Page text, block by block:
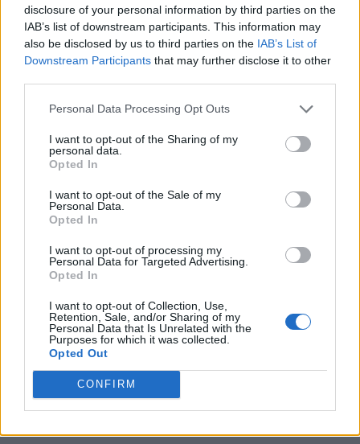
disclosure of your personal information by third parties on the
IAB’s list of downstream participants. This information may
also be disclosed by us to third parties on the IAB’s List of
Downstream Participants that may further disclose it to other
Personal Data Processing Opt Outs
I want to opt-out of the Sharing of my
personal data.
Opted In
I want to opt-out of the Sale of my
Personal Data.
Opted In
I want to opt-out of processing my
Personal Data for Targeted Advertising.
Opted In
I want to opt-out of Collection, Use,
Retention, Sale, and/or Sharing of my
Personal Data that Is Unrelated with the
Purposes for which it was collected.
Opted Out
CONFIRM
SENS
SOS (Șoșoacă)
POT (Gavrilă)
PACE (Peia)
Acțiunea Conservatoare (Târziu)
PDF (Lazarus)
PUSL (D. Voiculescu)
PNCR (Terheș)
FAR (Coarnă)
România pe Primul Loc (Ponta)
Altul
Arată rezultatele